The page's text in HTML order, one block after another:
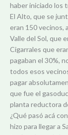
haber iniciado los
El Alto, que se
eran 150 vecinos,
Valle del Sol, que
Cigarrales que
pagaban el 30%,
todos esos
pagar
que fue el
planta reductora
¿Qué pasó acá
hizo para llegar a